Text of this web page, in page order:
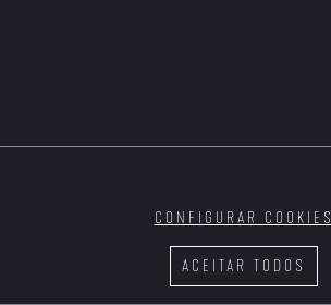
ACEITAR TODOS
CONFIGURAR COOKIES